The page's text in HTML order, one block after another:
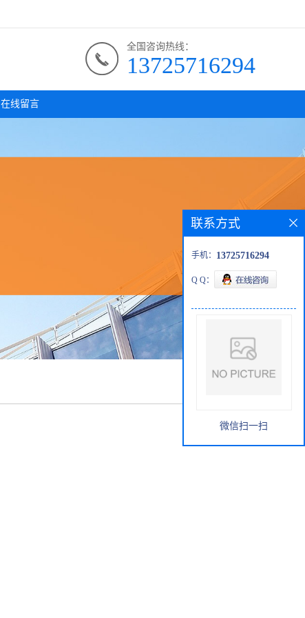
全国咨询热线：
13725716294
在线留言
联系方式
手机： 13725716294
Q Q：
微信扫一扫